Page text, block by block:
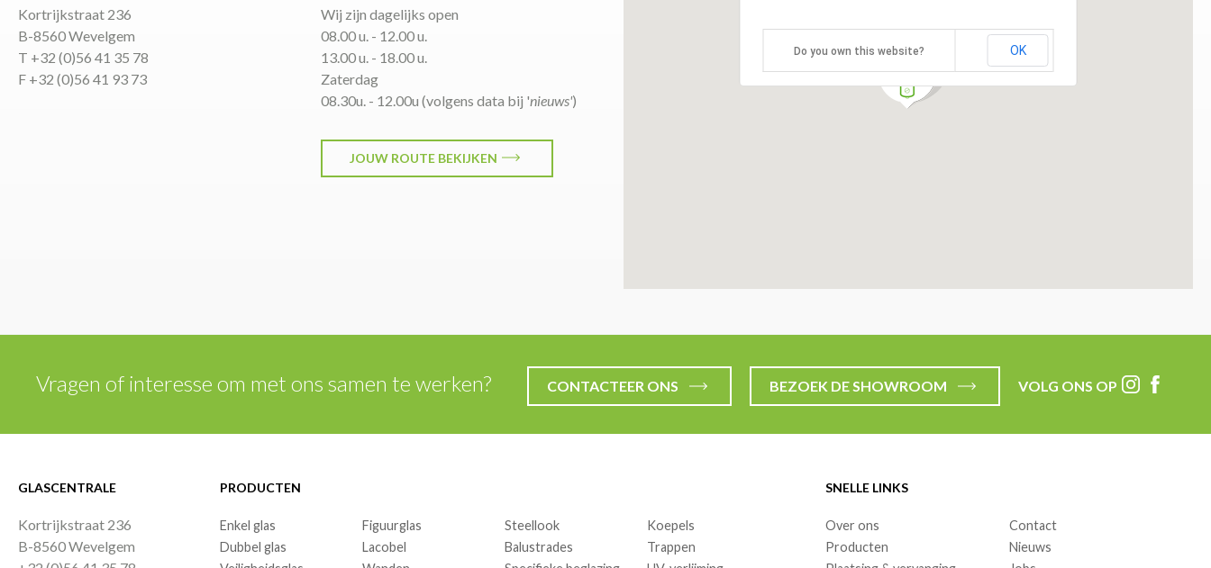
Kortrijkstraat 236
B-8560 Wevelgem
T +32 (0)56 41 35 78
F +32 (0)56 41 93 73
Wij zijn dagelijks open
08.00 u. - 12.00 u.
13.00 u. - 18.00 u.
Zaterdag
08.30u. - 12.00u (volgens data bij 'nieuws')
JOUW ROUTE BEKIJKEN
Do you own this website? OK
Vragen of interesse om met ons samen te werken? CONTACTEER ONS BEZOEK DE SHOWROOM VOLG ONS OP
GLASCENTRALE
Kortrijkstraat 236
B-8560 Wevelgem
PRODUCTEN
Enkel glas
Dubbel glas
Figuurglas
Lacobel
Steellook
Balustrades
Koepels
Trappen
SNELLE LINKS
Over ons
Producten
Contact
Nieuws